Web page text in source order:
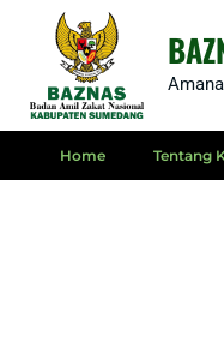
content
Home Tentang